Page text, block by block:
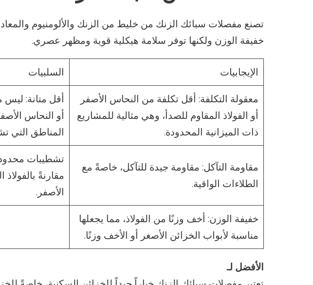
تصنع مفصلات سبائك الزنك من خليط من الزنك والألومنيوم
خفيفة الوزن ولكنها توفر سلامة هيكلية قوية ومظهر عصري.
الإيجابيات
السلبيات
معقولة التكلفة: أقل تكلفة من النحاس الأصفر
أو الفولاذ المقاوم للصدأ، وهي مثالية للمشاريع
ذات الميزانية المحدودة.
أقل متانة: ليس
أو النحاس
المناطق التي
مقاومة التآكل: مقاومة جيدة للتآكل، خاصةً مع
الطلاءات الواقية.
تشطيبات
مقارنةً
الأصفر.
خفيفة الوزن: أخف وزنًا من الفولاذ، مما يجعلها
مناسبة لأبواب الخزائن الأصغر أو الأخف وزنًا.
الأفضل لـ